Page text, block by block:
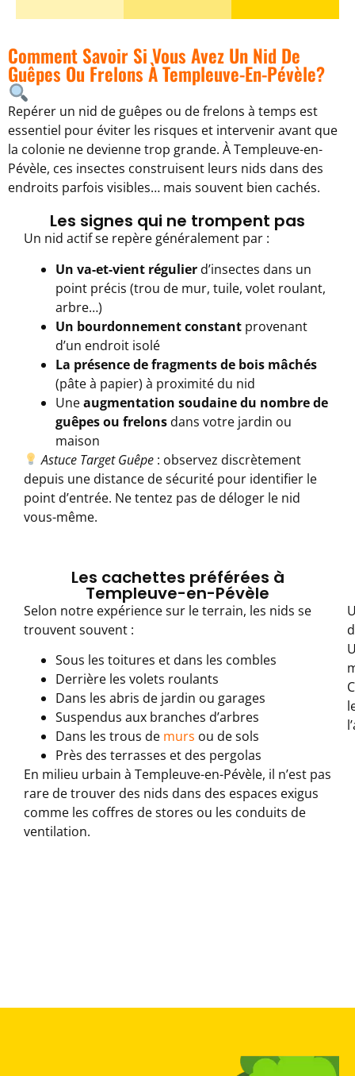
Comment Savoir Si Vous Avez Un Nid De
Guêpes Ou Frelons À Templeuve-En-Pévèle?
Repérer un nid de guêpes ou de frelons à temps est
essentiel pour éviter les risques et intervenir avant que
la colonie ne devienne trop grande. À Templeuve-en-
Pévèle, ces insectes construisent leurs nids dans des
endroits parfois visibles… mais souvent bien cachés.
Les signes qui ne trompent pas
Un nid actif se repère généralement par :
Un va-et-vient régulier d’insectes dans un
point précis (trou de mur, tuile, volet roulant,
arbre…)
Un bourdonnement constant provenant
d’un endroit isolé
La présence de fragments de bois mâchés
(pâte à papier) à proximité du nid
Uneaugmentation soudaine du nombre de
guêpes ou frelons dans votre jardin ou
maison
Astuce Target Guêpe : observez discrètement
depuis une distance de sécurité pour identifier le
point d’entrée. Ne tentez pas de déloger le nid
vous-même.
Les cachettes préférées à
Templeuve-en-Pévèle
Selon notre expérience sur le terrain, les nids se
trouvent souvent :
Sous les toitures et dans les combles
Derrière les volets roulants
Dans les abris de jardin ou garages
Suspendus aux branches d’arbres
Dans les trous de murs ou de sols
Près des terrasses et des pergolas
En milieu urbain à Templeuve-en-Pévèle, il n’est pas
rare de trouver des nids dans des espaces exigus
comme les coffres de stores ou les conduits de
ventilation.